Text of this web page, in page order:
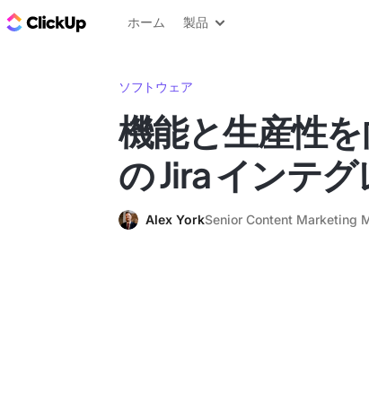
ClickUp ブログ
ホーム 製品
ソフトウェア
機能と生産性
の Jira インテ
Alex YorkSenior Content Marketing